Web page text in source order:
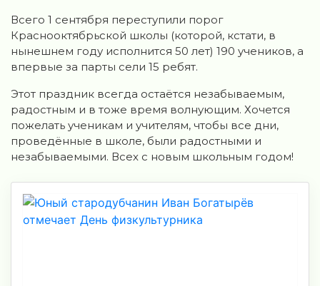
Всего 1 сентября переступили порог
Краснооктябрьской школы (которой, кстати, в
нынешнем году исполнится 50 лет) 190 учеников, а
впервые за парты сели 15 ребят.
Этот праздник всегда остаётся незабываемым,
радостным и в тоже время волнующим. Хочется
пожелать ученикам и учителям, чтобы все дни,
проведённые в школе, были радостными и
незабываемыми. Всех с новым школьным годом!